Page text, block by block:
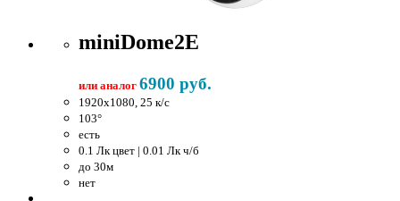
miniDome2E
или аналог 6900 руб.
1920x1080, 25 к/c
103°
есть
0.1 Лк цвет | 0.01 Лк ч/б
до 30м
нет